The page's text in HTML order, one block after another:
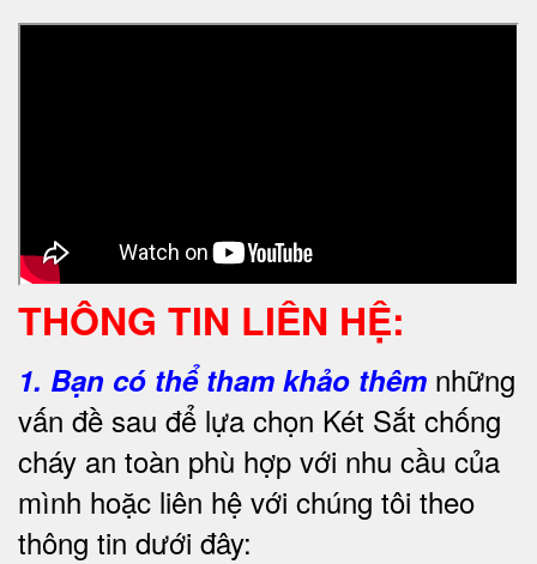
THÔNG TIN LIÊN HỆ:
1. Bạn có thể tham khảo thêm những
vấn đề sau để lựa chọn Két Sắt chống
cháy an toàn phù hợp với nhu cầu của
mình hoặc liên hệ với chúng tôi theo
thông tin dưới đây: